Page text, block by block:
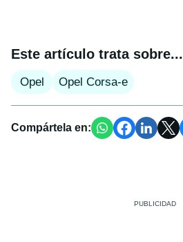
Este artículo trata sobre...
Opel Opel Corsa-e
Compártela en: